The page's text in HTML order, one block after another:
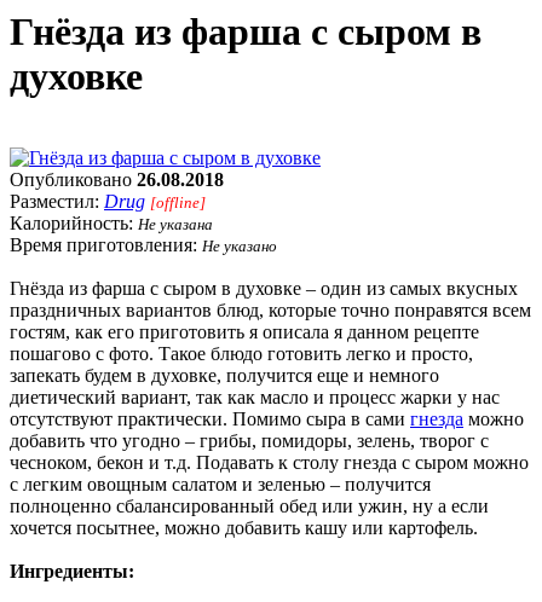
Гнёзда из фарша с сыром в
духовке
Опубликовано 26.08.2018
Разместил: Drug [offline]
Калорийность: Не указана
Время приготовления: Не указано
Гнёзда из фарша с сыром в духовке – один из самых вкусных
праздничных вариантов блюд, которые точно понравятся всем
гостям, как его приготовить я описала я данном рецепте
пошагово с фото. Такое блюдо готовить легко и просто,
запекать будем в духовке, получится еще и немного
диетический вариант, так как масло и процесс жарки у нас
отсутствуют практически. Помимо сыра в сами гнезда можно
добавить что угодно – грибы, помидоры, зелень, творог с
чесноком, бекон и т.д. Подавать к столу гнезда с сыром можно
с легким овощным салатом и зеленью – получится
полноценно сбалансированный обед или ужин, ну а если
хочется посытнее, можно добавить кашу или картофель.
Ингредиенты: